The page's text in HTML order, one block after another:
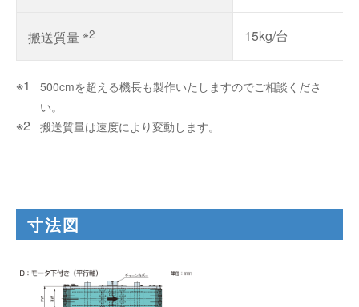
搬送質量 ※2 15kg/台
500cmを超える機長も製作いたしますのでご相談くださ
い。
搬送質量は速度により変動します。
寸法図